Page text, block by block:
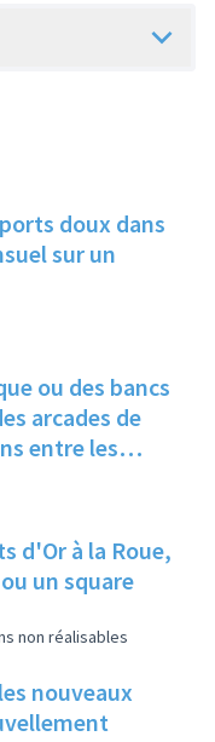
doux dans
sur un
ou des bancs
arcades de
entre les
d'Or à la Roue,
un square
non réalisables